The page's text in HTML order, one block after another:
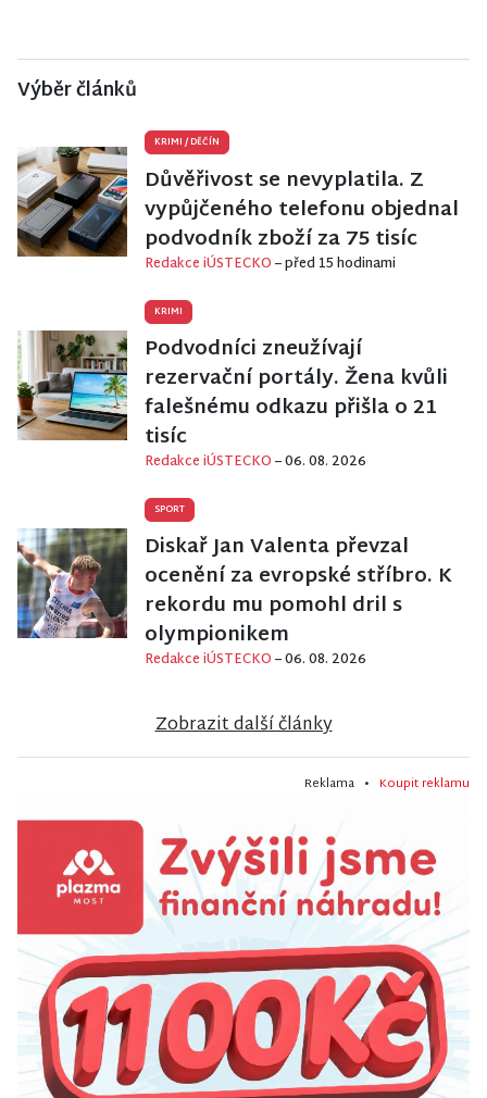
Výběr článků
KRIMI /DĚČÍN
Důvěřivost se nevyplatila. Z
vypůjčeného telefonu objednal
podvodník zboží za 75 tisíc
Redakce iÚSTECKO– před 15 hodinami
KRIMI
Podvodníci zneužívají
rezervační portály. Žena kvůli
falešnému odkazu přišla o 21
tisíc
Redakce iÚSTECKO– 06. 08. 2026
SPORT
Diskař Jan Valenta převzal
ocenění za evropské stříbro. K
rekordu mu pomohl dril s
olympionikem
Redakce iÚSTECKO– 06. 08. 2026
Zobrazit další články
Reklama • Koupit reklamu